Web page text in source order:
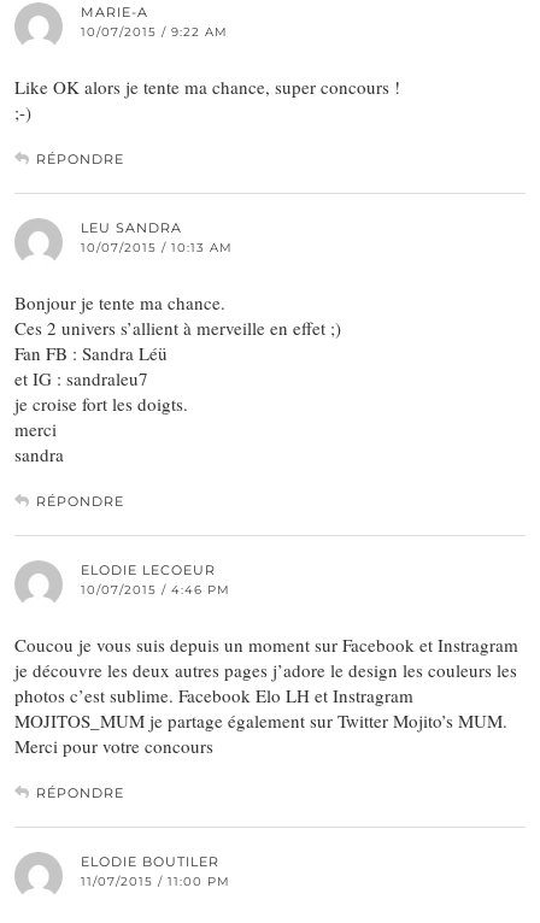
MARIE-A
10/07/2015 / 9:22 AM
Like OK alors je tente ma chance, super concours !
;-)
RÉPONDRE
LEU SANDRA
10/07/2015 / 10:13 AM
Bonjour je tente ma chance.
Ces 2 univers s’allient à merveille en effet ;)
Fan FB : Sandra Léü
et IG : sandraleu7
je croise fort les doigts.
merci
sandra
RÉPONDRE
ELODIE LECOEUR
10/07/2015 / 4:46 PM
Coucou je vous suis depuis un moment sur Facebook et Instragram
je découvre les deux autres pages j’adore le design les couleurs les
photos c’est sublime. Facebook Elo LH et Instragram
MOJITOS_MUM je partage également sur Twitter Mojito’s MUM.
Merci pour votre concours
RÉPONDRE
ELODIE BOUTILER
11/07/2015 / 11:00 PM